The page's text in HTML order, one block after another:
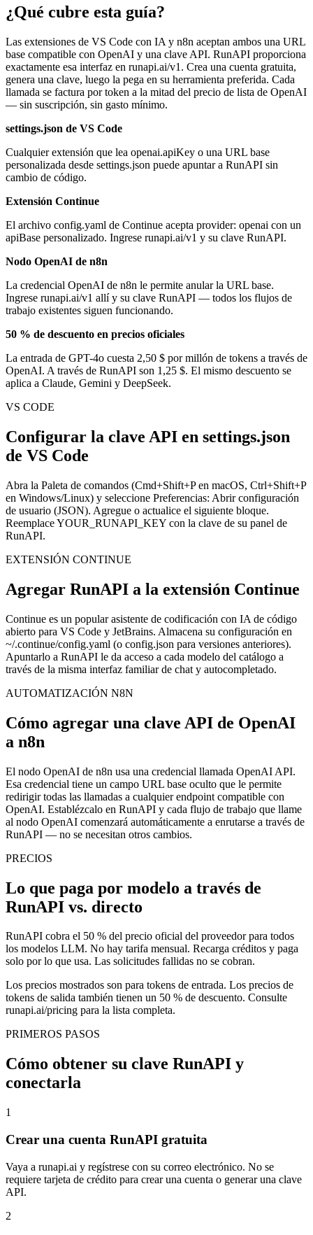
¿Qué cubre esta guía?
Las extensiones de VS Code con IA y n8n aceptan ambos una URL
base compatible con OpenAI y una clave API. RunAPI proporciona
exactamente esa interfaz en runapi.ai/v1. Crea una cuenta gratuita,
genera una clave, luego la pega en su herramienta preferida. Cada
llamada se factura por token a la mitad del precio de lista de OpenAI
— sin suscripción, sin gasto mínimo.
settings.json de VS Code
Cualquier extensión que lea openai.apiKey o una URL base
personalizada desde settings.json puede apuntar a RunAPI sin
cambio de código.
Extensión Continue
El archivo config.yaml de Continue acepta provider: openai con un
apiBase personalizado. Ingrese runapi.ai/v1 y su clave RunAPI.
Nodo OpenAI de n8n
La credencial OpenAI de n8n le permite anular la URL base.
Ingrese runapi.ai/v1 allí y su clave RunAPI — todos los flujos de
trabajo existentes siguen funcionando.
50 % de descuento en precios oficiales
La entrada de GPT-4o cuesta 2,50 $ por millón de tokens a través de
OpenAI. A través de RunAPI son 1,25 $. El mismo descuento se
aplica a Claude, Gemini y DeepSeek.
VS CODE
Configurar la clave API en settings.json
de VS Code
Abra la Paleta de comandos (Cmd+Shift+P en macOS, Ctrl+Shift+P
en Windows/Linux) y seleccione Preferencias: Abrir configuración
de usuario (JSON). Agregue o actualice el siguiente bloque.
Reemplace YOUR_RUNAPI_KEY con la clave de su panel de
RunAPI.
EXTENSIÓN CONTINUE
Agregar RunAPI a la extensión Continue
Continue es un popular asistente de codificación con IA de código
abierto para VS Code y JetBrains. Almacena su configuración en
~/.continue/config.yaml (o config.json para versiones anteriores).
Apuntarlo a RunAPI le da acceso a cada modelo del catálogo a
través de la misma interfaz familiar de chat y autocompletado.
AUTOMATIZACIÓN N8N
Cómo agregar una clave API de OpenAI
a n8n
El nodo OpenAI de n8n usa una credencial llamada OpenAI API.
Esa credencial tiene un campo URL base oculto que le permite
redirigir todas las llamadas a cualquier endpoint compatible con
OpenAI. Establézcalo en RunAPI y cada flujo de trabajo que llame
al nodo OpenAI comenzará automáticamente a enrutarse a través de
RunAPI — no se necesitan otros cambios.
PRECIOS
Lo que paga por modelo a través de
RunAPI vs. directo
RunAPI cobra el 50 % del precio oficial del proveedor para todos
los modelos LLM. No hay tarifa mensual. Recarga créditos y paga
solo por lo que usa. Las solicitudes fallidas no se cobran.
Los precios mostrados son para tokens de entrada. Los precios de
tokens de salida también tienen un 50 % de descuento. Consulte
runapi.ai/pricing para la lista completa.
PRIMEROS PASOS
Cómo obtener su clave RunAPI y
conectarla
1
Crear una cuenta RunAPI gratuita
Vaya a runapi.ai y regístrese con su correo electrónico. No se
requiere tarjeta de crédito para crear una cuenta o generar una clave
API.
2